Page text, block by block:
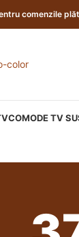
comenzile
COMODE TV